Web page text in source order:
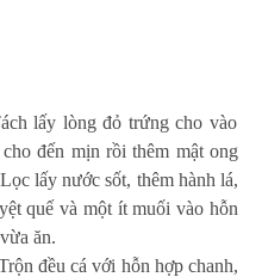
lấy lòng đỏ trứng cho vào
đến mịn rồi thêm mật ong
lấy nước sốt, thêm hành lá,
quế và một ít muối vào hỗn
ăn.
đều cá với hỗn hợp chanh,